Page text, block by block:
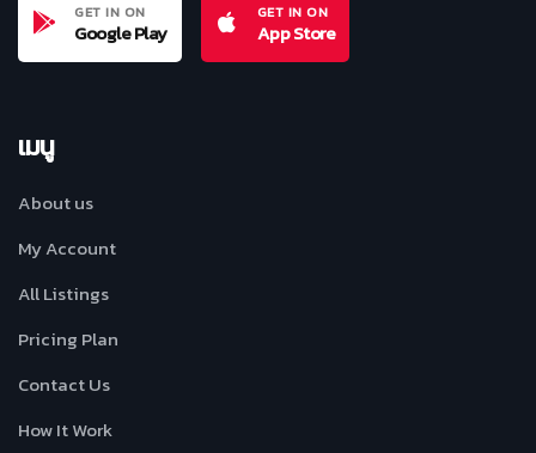
GET IN ON
Google Play
GET IN ON
App Store
เมนู
About us
My Account
All Listings
Pricing Plan
Contact Us
How It Work